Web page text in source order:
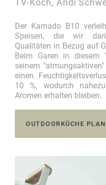
TV-Koch, Andi
Der Kamado B10
Speisen, die wir
Qualitäten in Bezug auf
Beim Garen in diesem
seinem
einen
10 %, wodurch
Aromen erhalten bleiben.
OUTDOORKÜCHE